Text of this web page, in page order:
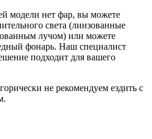
модели нет фар, вы можете
света (линзованные
лучом) или можете
фонарь. Наш специалист
подходит для вашего
не рекомендуем ездить с